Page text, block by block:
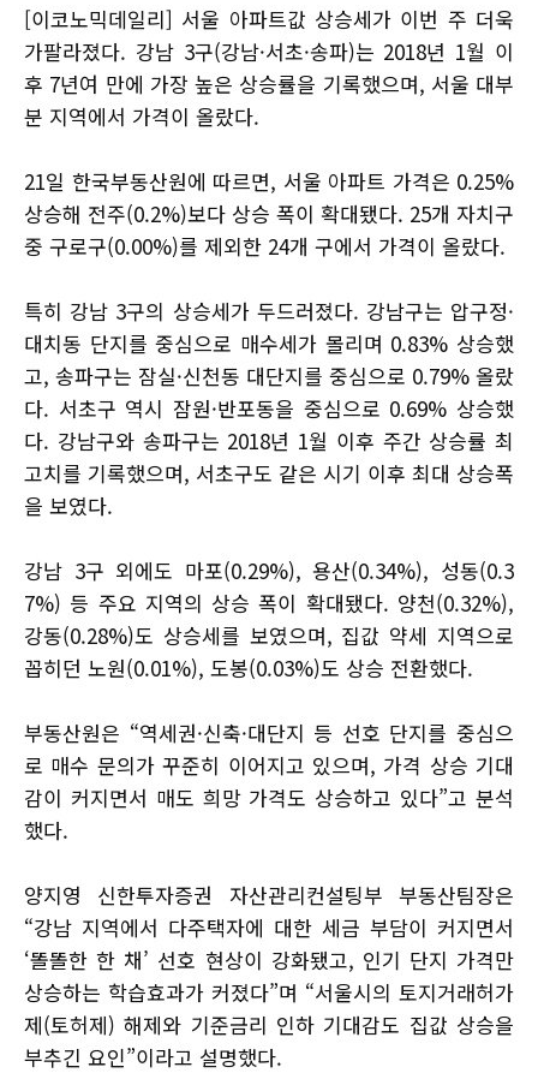
[이코노믹데일리] 서울 아파트값 상승세가 이번 주 더욱
가팔라졌다. 강남 3구(강남·서초·송파)는 2018년 1월 이
후 7년여 만에 가장 높은 상승률을 기록했으며, 서울 대부
분 지역에서 가격이 올랐다.
21일 한국부동산원에 따르면, 서울 아파트 가격은 0.25%
상승해 전주(0.2%)보다 상승 폭이 확대됐다. 25개 자치구
중 구로구(0.00%)를 제외한 24개 구에서 가격이 올랐다.
특히 강남 3구의 상승세가 두드러졌다. 강남구는 압구정·
대치동 단지를 중심으로 매수세가 몰리며 0.83% 상승했
고, 송파구는 잠실·신천동 대단지를 중심으로 0.79% 올랐
다. 서초구 역시 잠원·반포동을 중심으로 0.69% 상승했
다. 강남구와 송파구는 2018년 1월 이후 주간 상승률 최
고치를 기록했으며, 서초구도 같은 시기 이후 최대 상승폭
을 보였다.
강남 3구 외에도 마포(0.29%), 용산(0.34%), 성동(0.3
7%) 등 주요 지역의 상승 폭이 확대됐다. 양천(0.32%),
강동(0.28%)도 상승세를 보였으며, 집값 약세 지역으로
꼽히던 노원(0.01%), 도봉(0.03%)도 상승 전환했다.
부동산원은 “역세권·신축·대단지 등 선호 단지를 중심으
로 매수 문의가 꾸준히 이어지고 있으며, 가격 상승 기대
감이 커지면서 매도 희망 가격도 상승하고 있다”고 분석
했다.
양지영 신한투자증권 자산관리컨설팅부 부동산팀장은
“강남 지역에서 다주택자에 대한 세금 부담이 커지면서
‘똘똘한 한 채’ 선호 현상이 강화됐고, 인기 단지 가격만
상승하는 학습효과가 커졌다”며 “서울시의 토지거래허가
제(토허제) 해제와 기준금리 인하 기대감도 집값 상승을
부추긴 요인”이라고 설명했다.